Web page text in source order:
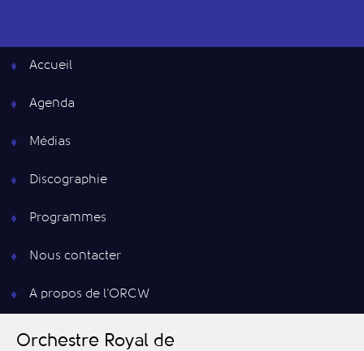
Accueil
Agenda
Médias
Discographie
Programmes
Nous contacter
A propos de l’ORCW
Orchestre Royal de